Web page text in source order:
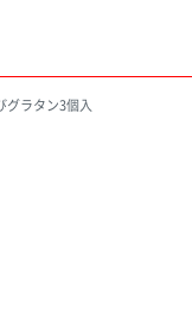
グラタン3個入